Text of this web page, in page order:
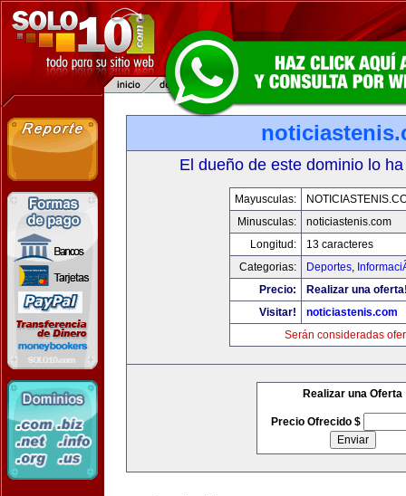
El dueño de este dominio lo
Mayusculas:
Minusculas:
noticiastenis.com
Longitud:
13 caracteres
Categorias:
Deportes,
Precio:
Realizar una
Visitar!
noticiastenis.com
Serán consideradas
Realizar una Oferta
Precio Ofrecido $